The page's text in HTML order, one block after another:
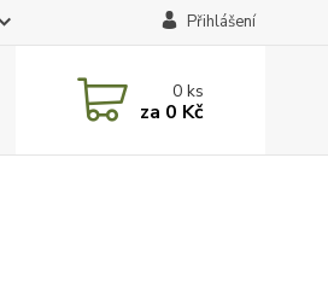
Přihlášení
0ks
za 0 Kč